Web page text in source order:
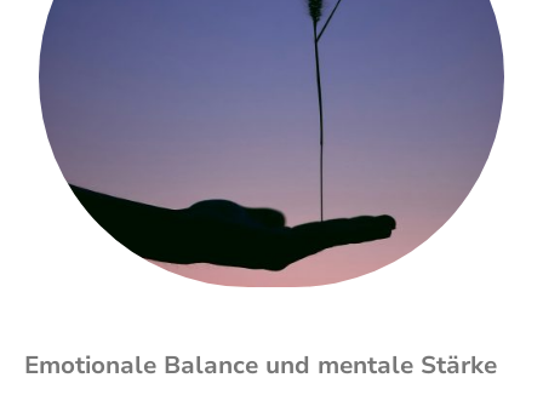
Emotionale Balance und mentale Stärke